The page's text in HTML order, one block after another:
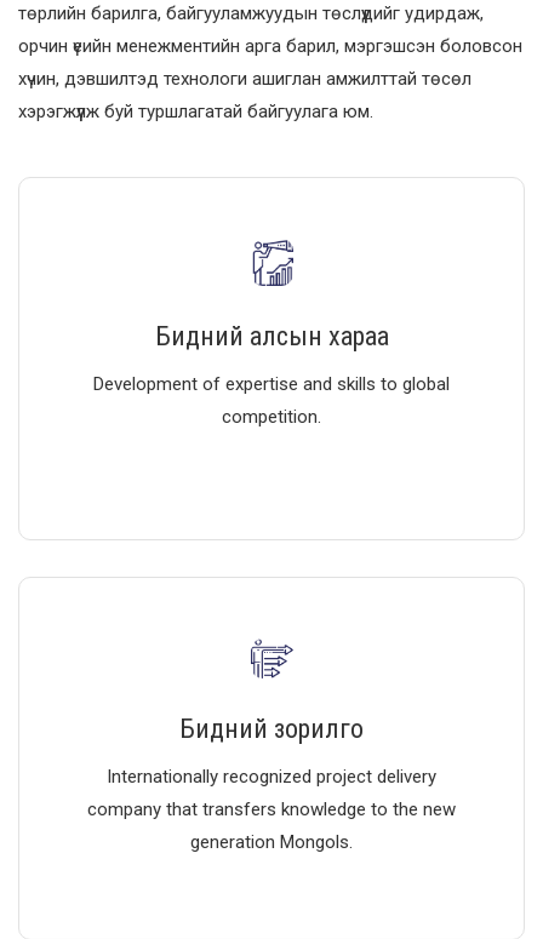
төрлийн барилга, байгууламжуудын төслүүдийг удирдаж,
орчин үеийн менежментийн арга барил, мэргэшсэн боловсон
хүчин, дэвшилтэд технологи ашиглан амжилттай төсөл
хэрэгжүүлж буй туршлагатай байгуулага юм.
Бидний алсын хараа
Development of expertise and skills to global
competition.
Бидний зорилго
Internationally recognized project delivery
company that transfers knowledge to the new
generation Mongols.